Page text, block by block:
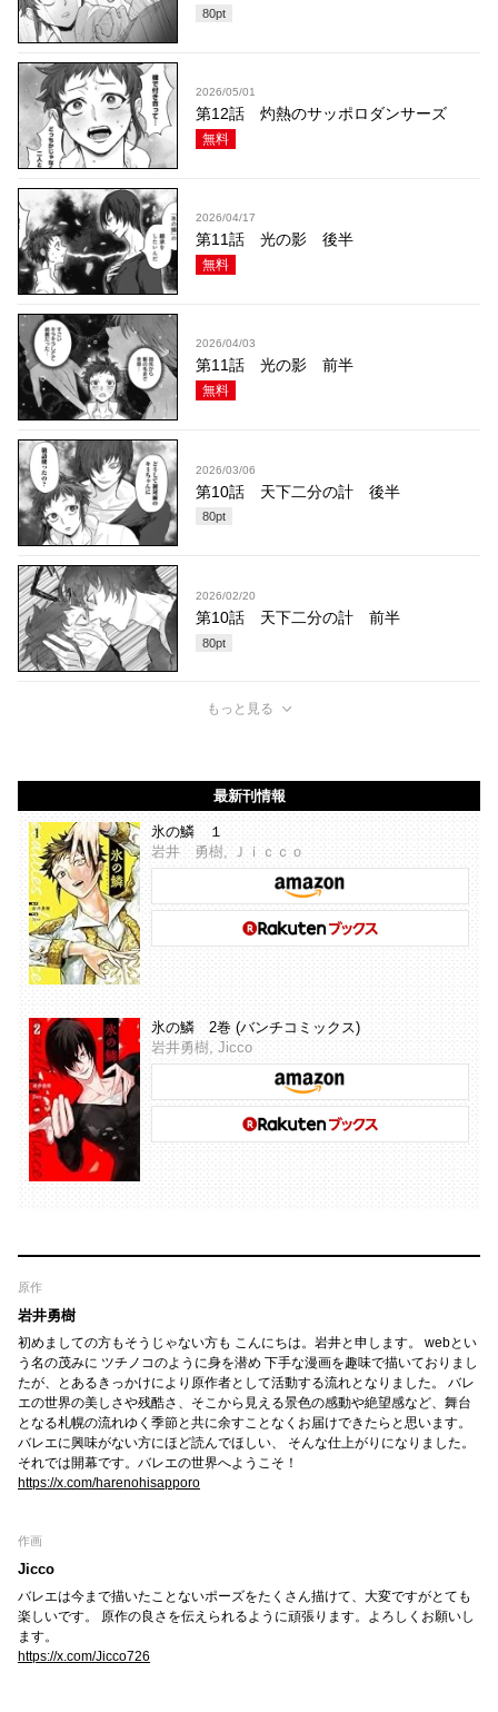
80pt
2026/05/01
第12話 灼熱のサッポロダンサーズ
無料
2026/04/17
第11話 光の影 後半
無料
2026/04/03
第11話 光の影 前半
無料
2026/03/06
第10話 天下二分の計 後半
80pt
2026/02/20
第10話 天下二分の計 前半
80pt
もっと見る
最新刊情報
氷の鱗 １
岩井 勇樹, Ｊｉｃｃｏ
氷の鱗 2巻 (バンチコミックス)
岩井勇樹, Jicco
原作
岩井勇樹
初めましての方もそうじゃない方も こんにちは。岩井と申します。 webとい
う名の茂みに ツチノコのように身を潜め 下手な漫画を趣味で描いておりまし
たが、とあるきっかけにより原作者として活動する流れとなりました。 バレ
エの世界の美しさや残酷さ、そこから見える景色の感動や絶望感など、舞台
となる札幌の流れゆく季節と共に余すことなくお届けできたらと思います。
バレエに興味がない方にほど読んでほしい、 そんな仕上がりになりました。
それでは開幕です。バレエの世界へようこそ！
https://x.com/harenohisapporo
作画
Jicco
バレエは今まで描いたことないポーズをたくさん描けて、大変ですがとても
楽しいです。 原作の良さを伝えられるように頑張ります。よろしくお願いし
ます。
https://x.com/Jicco726